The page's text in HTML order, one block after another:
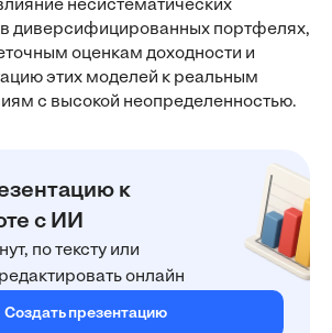
несистематических
диверсифицированных портфелях,
оценкам доходности и
этих моделей к реальным
с высокой неопределенностью.
к
с ИИ
по тексту или
онлайн
Создать презентацию